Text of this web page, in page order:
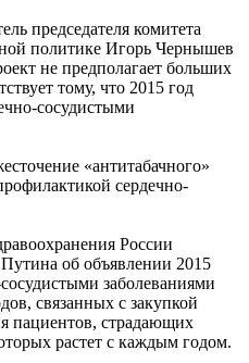
председателя комитета
политике Игорь Чернышев
не предполагает больших
тому, что 2015 год
сосудистыми
«антитабачного»
сердечно-
России
Путина об объявлении 2015
заболеваниями
связанных с закупкой
пациентов, страдающих
растет с каждым годом.